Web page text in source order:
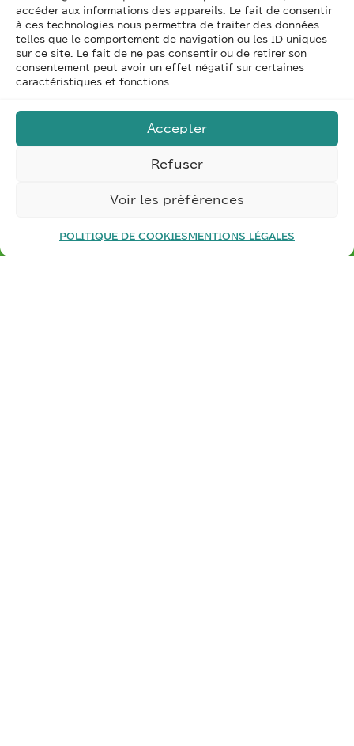
accéder aux informations des appareils. Le fait de consentir
à ces technologies nous permettra de traiter des données
telles que le comportement de navigation ou les ID uniques
sur ce site. Le fait de ne pas consentir ou de retirer son
consentement peut avoir un effet négatif sur certaines
caractéristiques et fonctions.
Accepter
Refuser
Voir les préférences
POLITIQUE DE COOKIESMENTIONS LÉGALES
PARLEZ-NOUS DE VOTRE
PROJET